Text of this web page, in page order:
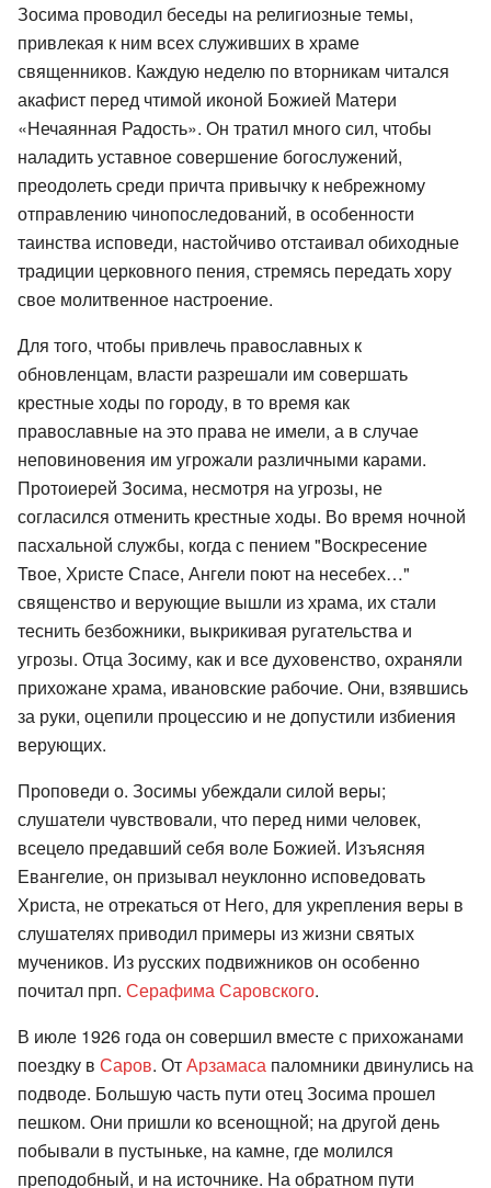
Зосима проводил беседы на религиозные темы,
привлекая к ним всех служивших в храме
священников. Каждую неделю по вторникам читался
акафист перед чтимой иконой Божией Матери
«Нечаянная Радость». Он тратил много сил, чтобы
наладить уставное совершение богослужений,
преодолеть среди причта привычку к небрежному
отправлению чинопоследований, в особенности
таинства исповеди, настойчиво отстаивал обиходные
традиции церковного пения, стремясь передать хору
свое молитвенное настроение.
Для того, чтобы привлечь православных к
обновленцам, власти разрешали им совершать
крестные ходы по городу, в то время как
православные на это права не имели, а в случае
неповиновения им угрожали различными карами.
Протоиерей Зосима, несмотря на угрозы, не
согласился отменить крестные ходы. Во время ночной
пасхальной службы, когда с пением "Воскресение
Твое, Христе Спасе, Ангели поют на несебех…"
священство и верующие вышли из храма, их стали
теснить безбожники, выкрикивая ругательства и
угрозы. Отца Зосиму, как и все духовенство, охраняли
прихожане храма, ивановские рабочие. Они, взявшись
за руки, оцепили процессию и не допустили избиения
верующих.
Проповеди о. Зосимы убеждали силой веры;
слушатели чувствовали, что перед ними человек,
всецело предавший себя воле Божией. Изъясняя
Евангелие, он призывал неуклонно исповедовать
Христа, не отрекаться от Него, для укрепления веры в
слушателях приводил примеры из жизни святых
мучеников. Из русских подвижников он особенно
почитал прп. Серафима Саровского.
В июле 1926 года он совершил вместе с прихожанами
поездку в Саров. ОтАрзамаса паломники двинулись на
подводе. Большую часть пути отец Зосима прошел
пешком. Они пришли ко всенощной; на другой день
побывали в пустыньке, на камне, где молился
преподобный, и на источнике. На обратном пути